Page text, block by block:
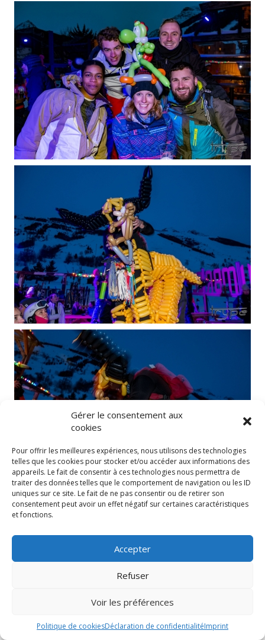
Gérer le consentement aux
cookies
Pour offrir les meilleures expériences, nous utilisons des technologies
telles que les cookies pour stocker et/ou accéder aux informations des
appareils. Le fait de consentir à ces technologies nous permettra de
traiter des données telles que le comportement de navigation ou les ID
uniques sur ce site. Le fait de ne pas consentir ou de retirer son
consentement peut avoir un effet négatif sur certaines caractéristiques
et fonctions.
Accepter
Refuser
Voir les préférences
Politique de cookiesDéclaration de confidentialitéImprint